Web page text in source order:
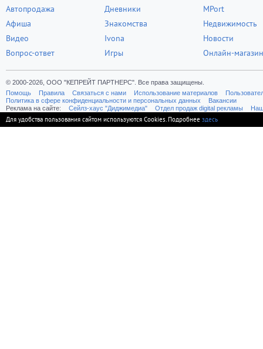
Автопродажа
Афиша
Видео
Вопрос-ответ
Дневники
Знакомства
Ivona
Игры
MPort
Недвижимость
Новости
Онлайн-магазин
© 2000-2026, ООО "КЕПРЕЙТ ПАРТНЕРС". Все права защищены.
Помощь
Правила Связаться с нами Использование материалов
Политика в сфере конфиденциальности и персональных данных
Вакансии
Реклама на сайте:
Cейлз-хаус "Диджимедиа" Отдел продаж digital рекламы
Для удобства пользования сайтом используются Cookies. Подробнее здесь